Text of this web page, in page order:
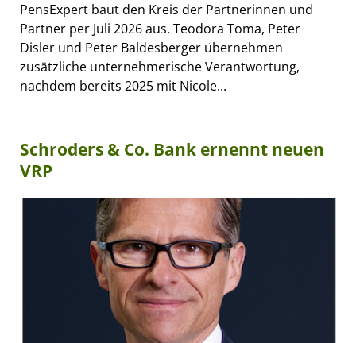
PensExpert baut den Kreis der Partnerinnen und
Partner per Juli 2026 aus. Teodora Toma, Peter
Disler und Peter Baldesberger übernehmen
zusätzliche unternehmerische Verantwortung,
nachdem bereits 2025 mit Nicole...
Schroders & Co. Bank ernennt neuen
VRP